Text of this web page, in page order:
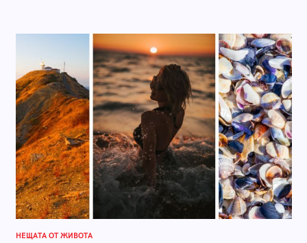
НЕЩАТА ОТ ЖИВОТА